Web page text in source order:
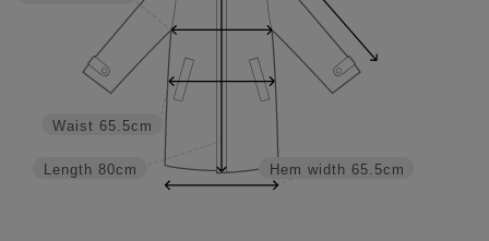
Hem width 65.5cm
Length 80cm
Waist 65.5cm